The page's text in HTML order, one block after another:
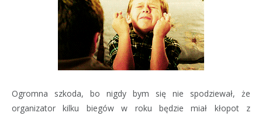
Ogromna szkoda, bo nigdy bym się nie spodziewał, że
organizator kilku biegów w roku będzie miał kłopot z